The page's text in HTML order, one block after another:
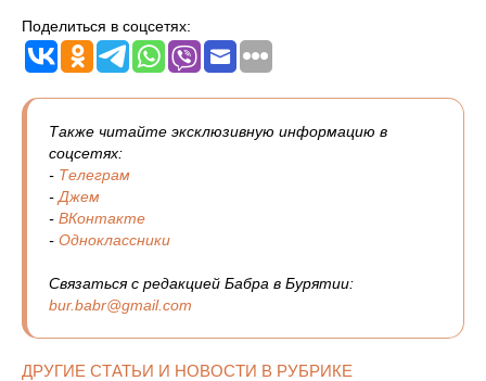
Поделиться в соцсетях:
Также читайте эксклюзивную информацию в
соцсетях:
- Телеграм
- Джем
- ВКонтакте
- Одноклассники
Связаться с редакцией Бабра в Бурятии:
bur.babr@gmail.com
ДРУГИЕ СТАТЬИ И НОВОСТИ В РУБРИКЕ